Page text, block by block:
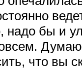
надо бы и
что вы